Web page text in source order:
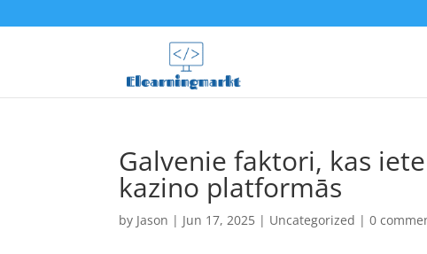
Galvenie faktori, kas
kazino platformās
by Jason | Jun 17, 2025 | Uncategorized |0